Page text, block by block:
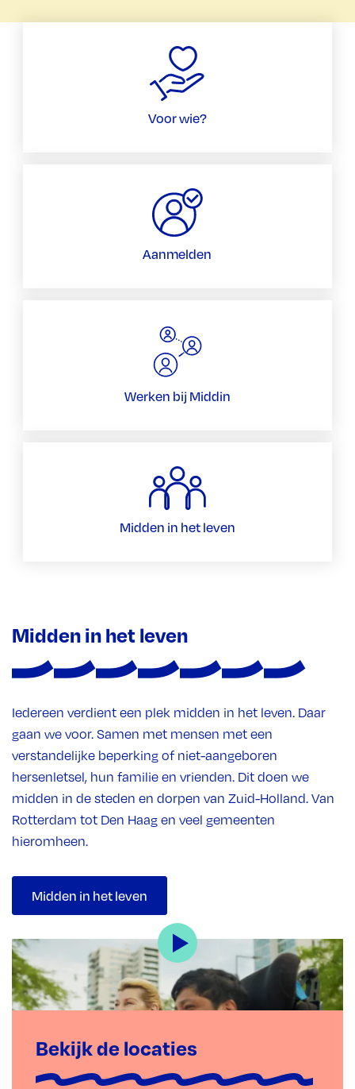
Voor wie?
Aanmelden
Werken bij Middin
Midden in het leven
Midden in het leven
Iedereen verdient een plek midden in het leven. Daar
gaan we voor. Samen met mensen met een
verstandelijke beperking of niet-aangeboren
hersenletsel, hun familie en vrienden. Dit doen we
midden in de steden en dorpen van Zuid-Holland. Van
Rotterdam tot Den Haag en veel gemeenten
hieromheen.
Midden in het leven
Bekijk de locaties